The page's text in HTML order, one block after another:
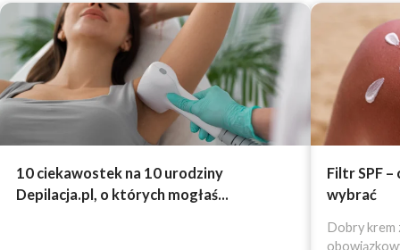
10 ciekawostek na 10 urodziny
Depilacja.pl, o których mogłaś...
Filtr SPF
wybrać
Dobry krem